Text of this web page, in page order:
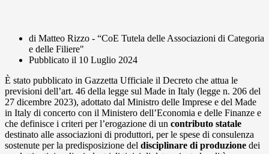
di Matteo Rizzo - “CoE Tutela delle Associazioni di Categoria
e delle Filiere"
Pubblicato il 10 Luglio 2024
È stato pubblicato in Gazzetta Ufficiale il Decreto che attua le
previsioni dell’art. 46 della legge sul Made in Italy (legge n. 206 del
27 dicembre 2023), adottato dal Ministro delle Imprese e del Made
in Italy di concerto con il Ministero dell’Economia e delle Finanze e
che definisce i criteri per l’erogazione di un contributo statale
destinato alle associazioni di produttori, per le spese di consulenza
sostenute per la predisposizione del disciplinare di produzione dei